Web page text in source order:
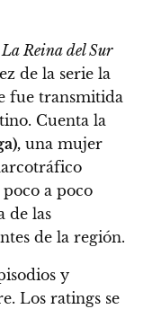
La Reina del Sur
de la serie la
fue transmitida
Cuenta la
una mujer
a poco
de las
de la región.
y
Los ratings se